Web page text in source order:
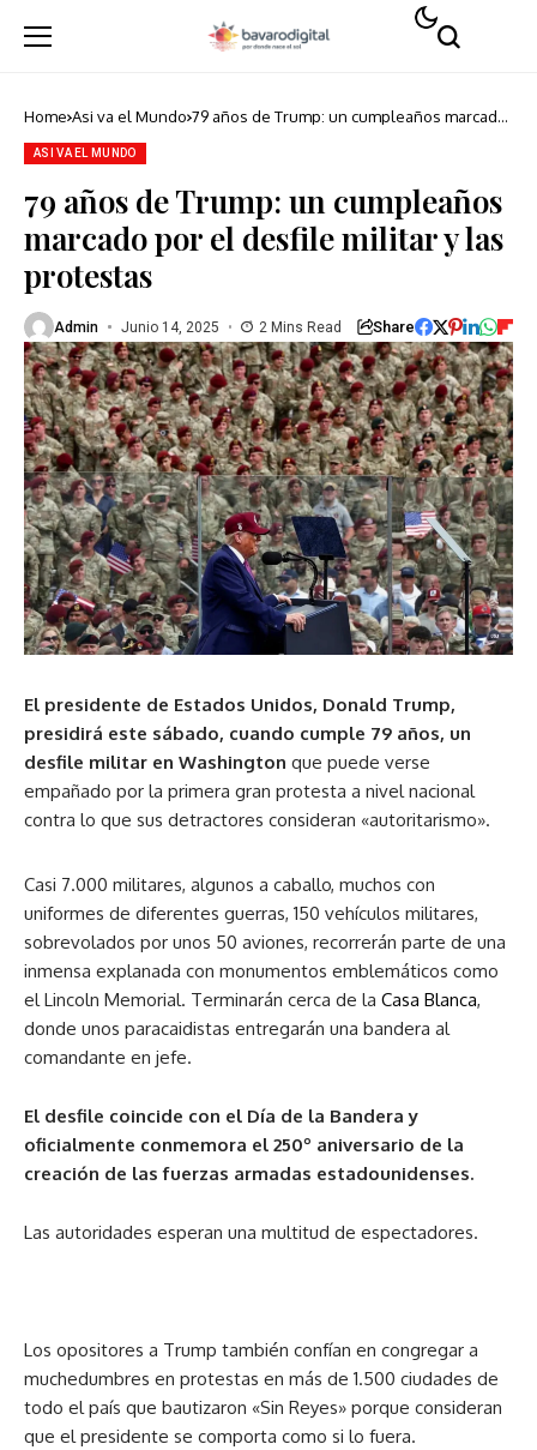
Home Asi va el Mundo 79 años de Trump: un cumpleaños marcado
ASI VA EL MUNDO
79 años de Trump: un cumpleaños
marcado por el desfile militar y las
protestas
Admin Junio 14, 2025 2 Mins Read Share
El presidente de Estados Unidos, Donald Trump,
presidirá este sábado, cuando cumple 79 años, un
desfile militar en Washington que puede verse
empañado por la primera gran protesta a nivel nacional
contra lo que sus detractores consideran «autoritarismo».
Casi 7.000 militares, algunos a caballo, muchos con
uniformes de diferentes guerras, 150 vehículos militares,
sobrevolados por unos 50 aviones, recorrerán parte de una
inmensa explanada con monumentos emblemáticos como
el Lincoln Memorial. Terminarán cerca de la Casa Blanca,
donde unos paracaidistas entregarán una bandera al
comandante en jefe.
El desfile coincide con el Día de la Bandera y
oficialmente conmemora el 250º aniversario de la
creación de las fuerzas armadas estadounidenses.
Las autoridades esperan una multitud de espectadores.
Los opositores a Trump también confían en congregar a
muchedumbres en protestas en más de 1.500 ciudades de
todo el país que bautizaron «Sin Reyes» porque consideran
que el presidente se comporta como si lo fuera.